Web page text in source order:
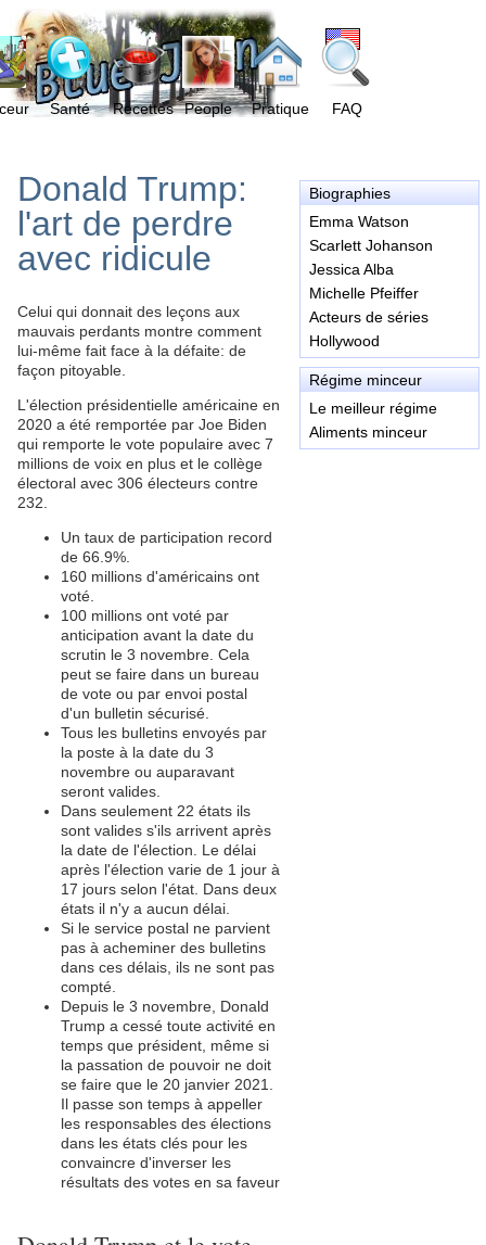
Santé Recettes People Pratique FAQ
Biographies
Emma Watson
Scarlett Johanson
Jessica Alba
Michelle Pfeiffer
Acteurs de séries
Hollywood
Régime minceur
Le meilleur régime
Aliments minceur
Donald Trump:
l'art de perdre
avec ridicule
Celui qui donnait des leçons aux
mauvais perdants montre comment
lui-même fait face à la défaite: de
façon pitoyable.
L'élection présidentielle américaine en
2020 a été remportée par Joe Biden
qui remporte le vote populaire avec 7
millions de voix en plus et le collège
électoral avec 306 électeurs contre
232.
Un taux de participation record
de 66.9%.
160 millions d'américains ont
voté.
100 millions ont voté par
anticipation avant la date du
scrutin le 3 novembre. Cela
peut se faire dans un bureau
de vote ou par envoi postal
d'un bulletin sécurisé.
Tous les bulletins envoyés par
la poste à la date du 3
novembre ou auparavant
seront valides.
Dans seulement 22 états ils
sont valides s'ils arrivent après
la date de l'élection. Le délai
après l'élection varie de 1 jour à
17 jours selon l'état. Dans deux
états il n'y a aucun délai.
Si le service postal ne parvient
pas à acheminer des bulletins
dans ces délais, ils ne sont pas
compté.
Depuis le 3 novembre, Donald
Trump a cessé toute activité en
temps que président, même si
la passation de pouvoir ne doit
se faire que le 20 janvier 2021.
Il passe son temps à appeller
les responsables des élections
dans les états clés pour les
convaincre d'inverser les
résultats des votes en sa faveur